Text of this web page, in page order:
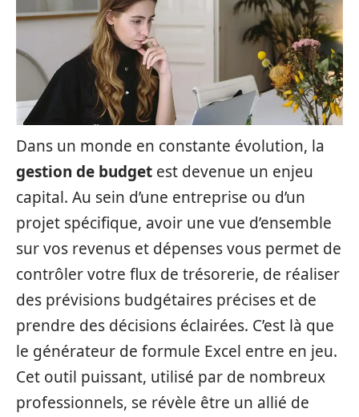
Dans un monde en constante évolution, la
gestion de budget est devenue un enjeu
capital. Au sein d’une entreprise ou d’un
projet spécifique, avoir une vue d’ensemble
sur vos revenus et dépenses vous permet de
contrôler votre flux de trésorerie, de réaliser
des prévisions budgétaires précises et de
prendre des décisions éclairées. C’est là que
le générateur de formule Excel entre en jeu.
Cet outil puissant, utilisé par de nombreux
professionnels, se révèle être un allié de